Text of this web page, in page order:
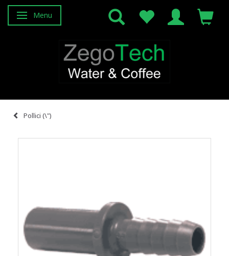
Attiva/disattiva navigazione
Menu
Pollici (\")